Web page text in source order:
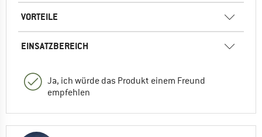
VORTEILE
EINSATZBEREICH
Ja, ich würde das Produkt einem Freund
empfehlen